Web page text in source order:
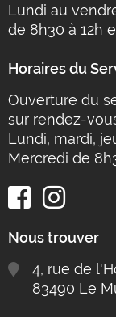
Lundi au
de 8h30 à 12h
Horaires du
Ouverture du
sur rendez-
Lundi, mardi,
Mercredi de
Nous trouver
4, rue de
83490 Le